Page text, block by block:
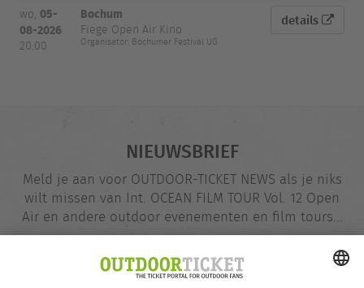
wo, 05-
08-2026
20:00
Bochum
Fiege Open Air Kino
Organisator: Bochumer Festival UG
details
NIEUWSBRIEF
Meld je aan voor OUTDOOR-TICKET NEWS als je niks
wilt missen van Int. OCEAN FILM TOUR Vol. 12 Open
Air en andere outdoor evenementen en film tours...
mailadres